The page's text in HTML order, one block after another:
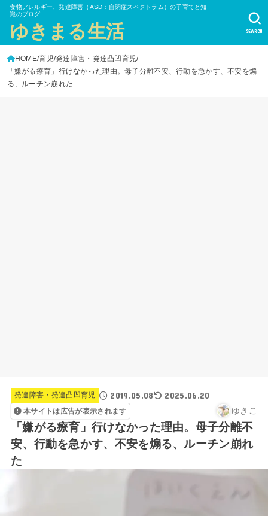
食物アレルギー、発達障害（ASD：自閉症スペクトラム）の子育てと知
識のブログ
ゆきまる生活 SEARCH
HOME 育児 発達障害・発達凸凹育児
「嫌がる療育」行けなかった理由。母子分離不安、行動を急かす、不安を煽
る、ルーチン崩れた
発達障害・発達凸凹育児 2019.05.08 2025.06.20
本サイトは広告が表示されます ゆきこ
「嫌がる療育」行けなかった理由。母子分離不
安、行動を急かす、不安を煽る、ルーチン崩れ
た